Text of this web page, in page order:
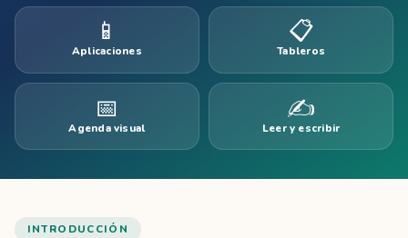
📱
Aplicaciones
📋
Tableros
📅
Agenda visual
✍️
Leer y escribir
INTRODUCCIÓN